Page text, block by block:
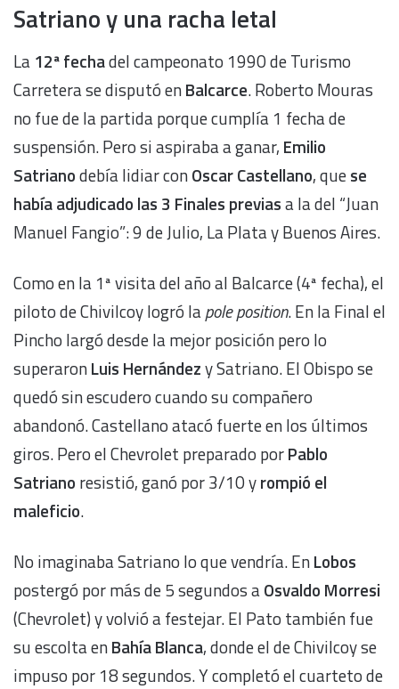
Satriano y una racha letal
La 12ª fechadel campeonato 1990 de Turismo
Carretera se disputó enBalcarce. Roberto Mouras
no fue de la partida porque cumplía 1 fecha de
suspensión. Pero si aspiraba a ganar, Emilio
Satrianodebía lidiar conOscar Castellano, quese
había adjudicado las 3 Finales previasa la del “Juan
Manuel Fangio”: 9 de Julio, La Plata y Buenos Aires.
Como en la 1ª visita del año al Balcarce (4ª fecha), el
piloto de Chivilcoy logró lapole position. En la Final el
Pincho largó desde la mejor posición pero lo
superaronLuis Hernándezy Satriano. El Obispo se
quedó sin escudero cuando su compañero
abandonó. Castellano atacó fuerte en los últimos
giros. Pero el Chevrolet preparado porPablo
Satriano resistió, ganó por 3/10 yrompió el
maleficio.
No imaginaba Satriano lo que vendría. EnLobos
postergó por más de 5 segundos aOsvaldo Morresi
(Chevrolet) y volvió a festejar. El Pato también fue
su escolta enBahía Blanca, donde el de Chivilcoy se
impuso por 18 segundos. Y completó el cuarteto de